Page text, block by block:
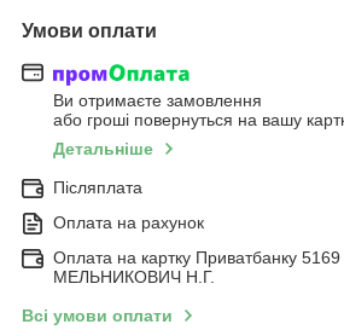
Умови оплати
Ви отримаєте замовлення
або гроші повернуться на вашу
Детальніше
Післяплата
Оплата на рахунок
Оплата на картку Приватбанку
МЕЛЬНИКОВИЧ Н.Г.
Всі умови оплати